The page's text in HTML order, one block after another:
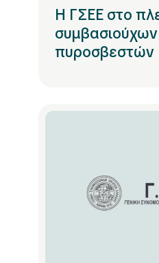
Η ΓΣΕΕ στο
συμβασιούχων
πυροσβεστών